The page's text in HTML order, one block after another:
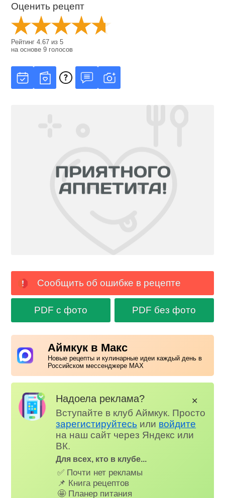
Оценить рецепт
Рейтинг4.67 из5
на основе9 голосов
Сообщить об ошибке в рецепте
PDF с фото PDF без фото
Аймкук в Макс
Новые рецепты и кулинарные идеи каждый день в
Российском мессенджере MAX
Надоела реклама?
Вступайте в клуб Аймкук. Просто
зарегистируйтесь или войдите
на наш сайт через Яндекс или
ВК.
Для всех, кто в клубе...
✅ Почти нет рекламы
📌 Книга рецептов
🤩 Планер питания
✕